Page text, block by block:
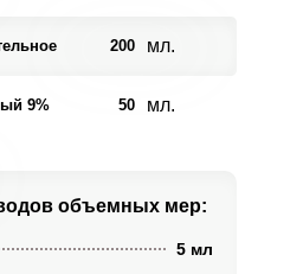
200 мл.
9% 50 мл.
объемных мер:
5 мл